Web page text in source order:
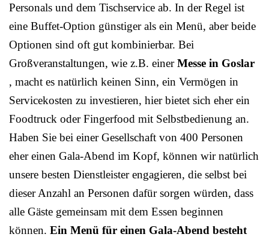
Personals und dem Tischservice ab. In der Regel ist
eine Buffet-Option günstiger als ein Menü, aber beide
Optionen sind oft gut kombinierbar. Bei
Großveranstaltungen, wie z.B. einerMesse in Goslar
, macht es natürlich keinen Sinn, ein Vermögen in
Servicekosten zu investieren, hier bietet sich eher ein
Foodtruck oder Fingerfood mit Selbstbedienung an.
Haben Sie bei einer Gesellschaft von 400 Personen
eher einen Gala-Abend im Kopf, können wir natürlich
unsere besten Dienstleister engagieren, die selbst bei
dieser Anzahl an Personen dafür sorgen würden, dass
alle Gäste gemeinsam mit dem Essen beginnen
können. Ein Menü für einen Gala-Abend besteht